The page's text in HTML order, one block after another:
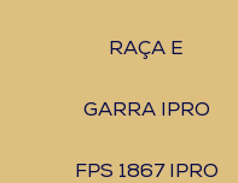
RAÇA E
GARRA IPRO
FPS 1867 IPRO